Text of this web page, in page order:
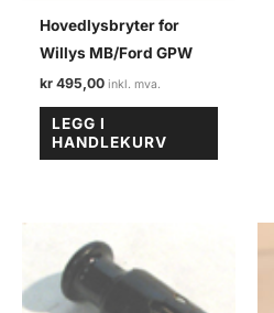
Hovedlysbryter for
Willys MB/Ford GPW
kr 495,00
LEGG I
HANDLEKURV